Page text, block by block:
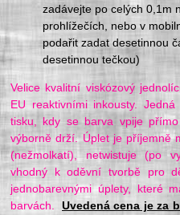
zadávejte po celých 0,1m
prohlížečích, nebo v
podařit zadat desetinnou
desetinnou tečkou)
Velice kvalitní viskózový
EU reaktivními inkousty.
tisku, kdy se barva vpije
výborně drží. Úplet je příjemně
(nežmolkatí), netwistuje (po
vhodný k oděvní tvorbě pro
jednobarevnými úplety, které
barvách. Uvedená cena je za